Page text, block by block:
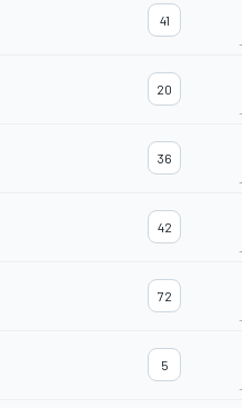
41
20
36
42
72
5